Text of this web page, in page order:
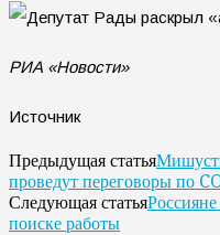
РИА «Новости»
Источник
Предыдущая статья
проведут переговоры по
Следующая статья
поиске работы